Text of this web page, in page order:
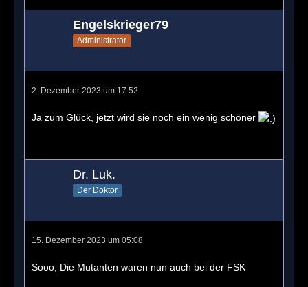
Engelskrieger79
Administrator
2. Dezember 2023 um 17:52
Ja zum Glück, jetzt wird sie noch ein wenig schöner
Dr. Luk.
Der Doktor
15. Dezember 2023 um 05:08
Sooo, Die Mutanten waren nun auch bei der FSK